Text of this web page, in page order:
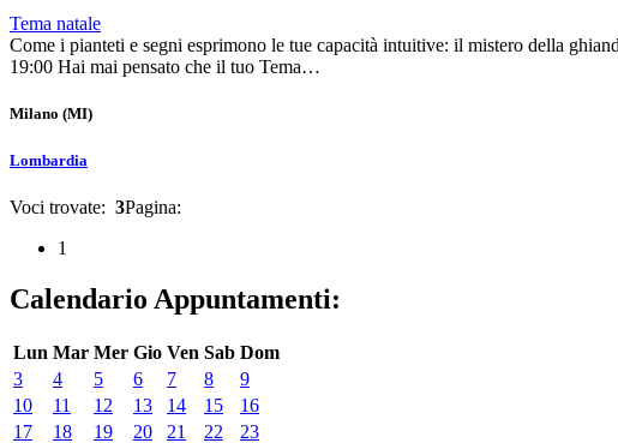
Tema natale
Come i pianteti e segni esprimono le tue capacità intuitive: il mistero della
19:00 Hai mai pensato che il tuo Tema…
Milano (MI)
Lombardia
Voci trovate: 3Pagina:
1
Calendario Appuntamenti:
Lun Mar Mer Gio Ven Sab Dom
3
4 5 6 7 8
9
10
11 12 13 14 15
16
17
18 19 20 21 22 23